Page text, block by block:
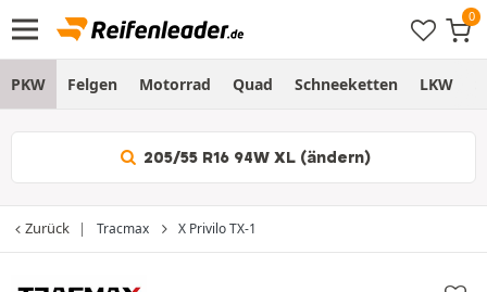
PKW Felgen Motorrad Quad Schneeketten LKW
205/55 R16 94W XL (ändern)
Zurück Tracmax X Privilo TX-1